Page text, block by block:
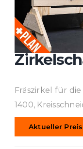
Fräszirkel für die
1400,
Aktueller Preis